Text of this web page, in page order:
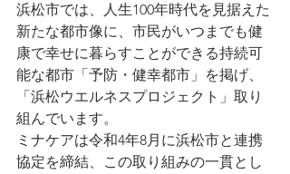
浜松市では、人生100年時代を見据えた
新たな都市像に、市民がいつまでも健
康で幸せに暮らすことができる持続可
能な都市「予防・健幸都市」を掲げ、
「浜松ウエルネスプロジェクト」取り
組んでいます。
ミナケアは令和4年8月に浜松市と連携
協定を締結、この取り組みの一貫とし